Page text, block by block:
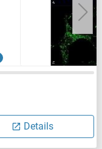
Details